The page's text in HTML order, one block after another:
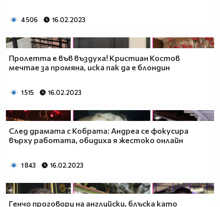
4 506 16.02.2023
Пролетта е във въздуха! Кристиан Костов
мечтае за промяна, иска пак да е блондин
1 515 16.02.2023
След драмата с Кобрата: Андреа се фокусира
върху работата, обидиха я жестоко онлайн
1 843 16.02.2023
Генчо проговори на английски, блъска като